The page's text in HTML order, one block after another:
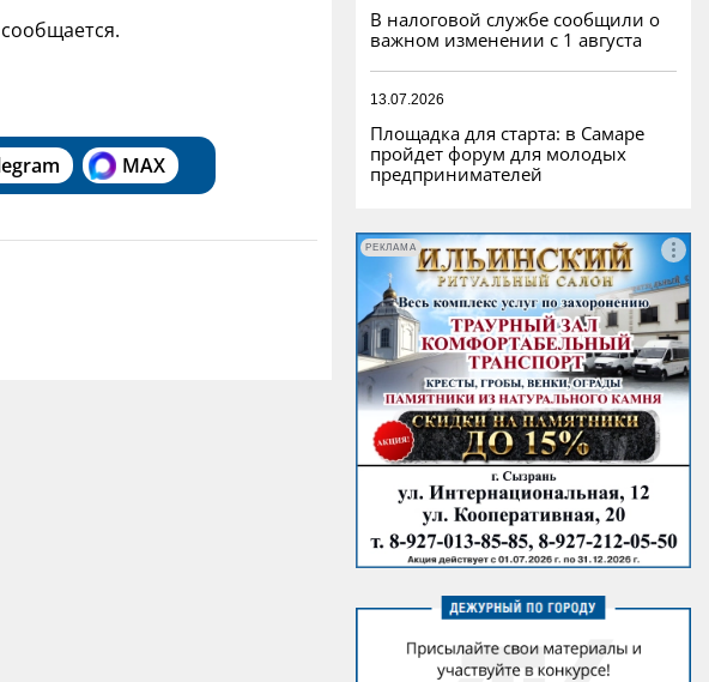
MAX
В налоговой службе сообщили о
важном изменении с 1 августа
13.07.2026
Площадка для старта: в Самаре
пройдет форум для молодых
предпринимателей
РЕКЛАМА